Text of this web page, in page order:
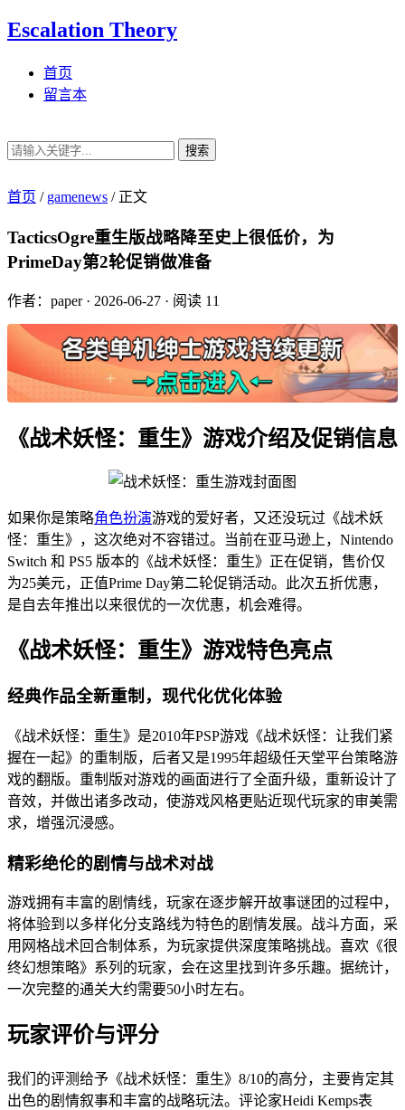
Escalation Theory
首页
留言本
搜索
首页 / gamenews /正文
TacticsOgre重生版战略降至史上很低价，为
PrimeDay第2轮促销做准备
作者：paper· 2026-06-27 · 阅读 11
《战术妖怪：重生》游戏介绍及促销信息
如果你是策略角色扮演游戏的爱好者，又还没玩过《战术妖
怪：重生》，这次绝对不容错过。当前在亚马逊上，Nintendo
Switch 和 PS5 版本的《战术妖怪：重生》正在促销，售价仅
为25美元，正值Prime Day第二轮促销活动。此次五折优惠，
是自去年推出以来很优的一次优惠，机会难得。
《战术妖怪：重生》游戏特色亮点
经典作品全新重制，现代化优化体验
《战术妖怪：重生》是2010年PSP游戏《战术妖怪：让我们紧
握在一起》的重制版，后者又是1995年超级任天堂平台策略游
戏的翻版。重制版对游戏的画面进行了全面升级，重新设计了
音效，并做出诸多改动，使游戏风格更贴近现代玩家的审美需
求，增强沉浸感。
精彩绝伦的剧情与战术对战
游戏拥有丰富的剧情线，玩家在逐步解开故事谜团的过程中，
将体验到以多样化分支路线为特色的剧情发展。战斗方面，采
用网格战术回合制体系，为玩家提供深度策略挑战。喜欢《很
终幻想策略》系列的玩家，会在这里找到许多乐趣。据统计，
一次完整的通关大约需要50小时左右。
玩家评价与评分
我们的评测给予《战术妖怪：重生》8/10的高分，主要肯定其
出色的剧情叙事和丰富的战略玩法。评论家Heidi Kemps表